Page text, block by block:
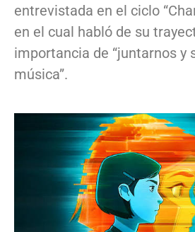
entrevistada en el ciclo
en el cual habló de su
importancia de “juntarnos y
música”.